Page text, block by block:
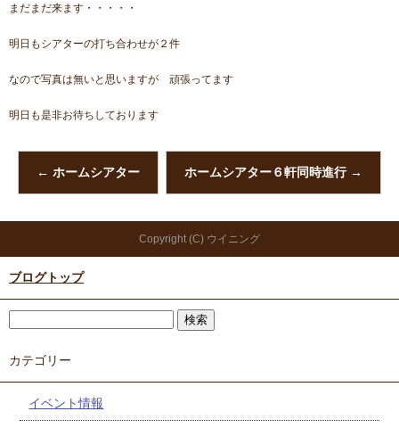
まだまだ来ます・・・・・
明日もシアターの打ち合わせが２件
なので写真は無いと思いますが 頑張ってます
明日も是非お待ちしております
← ホームシアター ホームシアター６軒同時進行 →
Copyright (C) ウイニング
ブログトップ
カテゴリー
イベント情報